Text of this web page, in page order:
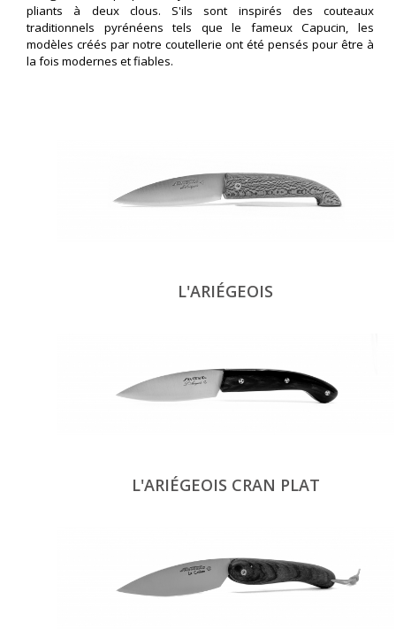
pliants à deux clous. S'ils sont inspirés des couteaux
traditionnels pyrénéens tels que le fameux Capucin, les
modèles créés par notre coutellerie ont été pensés pour être à
la fois modernes et fiables.
L'ARIÉGEOIS
L'ARIÉGEOIS CRAN PLAT